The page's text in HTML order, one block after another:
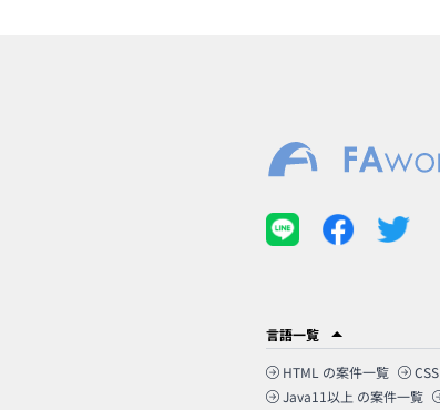
言語一覧
HTML の案件一覧 CSS
Java11以上 の案件一覧